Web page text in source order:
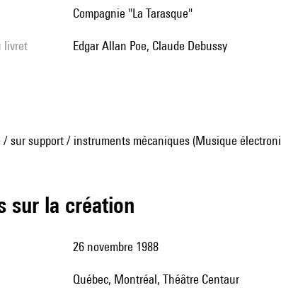
Compagnie "La Tarasque"
livret Edgar Allan Poe, Claude Debussy
sur support / instruments mécaniques (Musique
sur la création
26 novembre 1988
Québec, Montréal, Théâtre Centaur